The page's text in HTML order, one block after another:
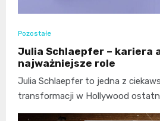
Pozostałe
Julia Schlaepfer – kariera
najważniejsze role
Julia Schlaepfer to jedna z
transformacji w Hollywood